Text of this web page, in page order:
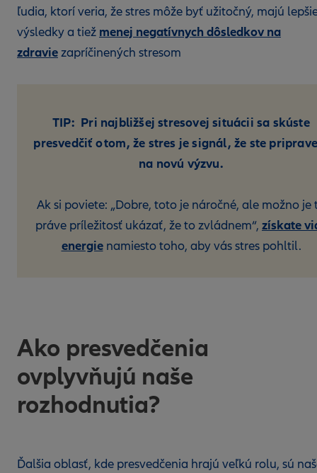
ľudia, ktorí veria, že stres môže byť užitočný, majú
výsledky a tiež menej negatívnych dôsledkov na
zdraviezapríčinených stresom
TIP: Pri najbližšej stresovej situácii sa skúste
presvedčiť o tom, že stres je signál, že ste
na novú výzvu.
Ak si poviete: „Dobre, toto je náročné, ale možno je
práve príležitosť ukázať, že to zvládnem“, získate
energienamiesto toho, aby vás stres pohltil.
Ako presvedčenia
ovplyvňujú naše
rozhodnutia?
Ďalšia oblasť, kde presvedčenia hrajú veľkú rolu, sú